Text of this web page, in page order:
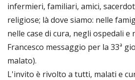
infermieri, familiari, amici,
religiose; là dove siamo: nelle
nelle case di cura, negli ospedali e
Francesco messaggio per la 33ª
malato).
L'invito è rivolto a tutti, malati e